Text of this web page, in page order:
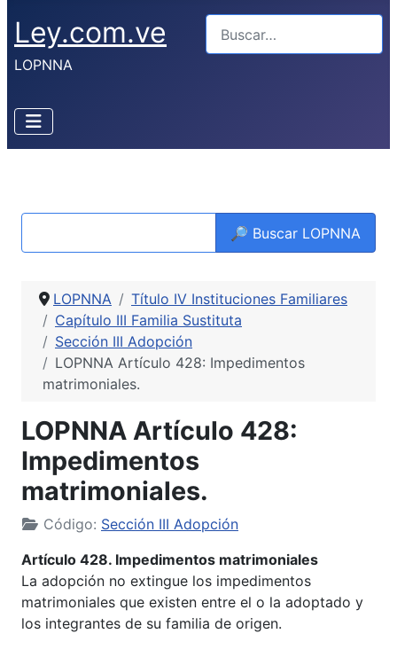
Ley.com.ve
LOPNNA
🔎 Buscar LOPNNA
LOPNNA
Título IV Instituciones Familiares
Capítulo III Familia Sustituta
Sección III Adopción
LOPNNA Artículo 428: Impedimentos
matrimoniales.
LOPNNA Artículo 428:
Impedimentos
matrimoniales.
Código: Sección III Adopción
Artículo 428. Impedimentos matrimoniales
La adopción no extingue los impedimentos
matrimoniales que existen entre el o la adoptado y
los integrantes de su familia de origen.